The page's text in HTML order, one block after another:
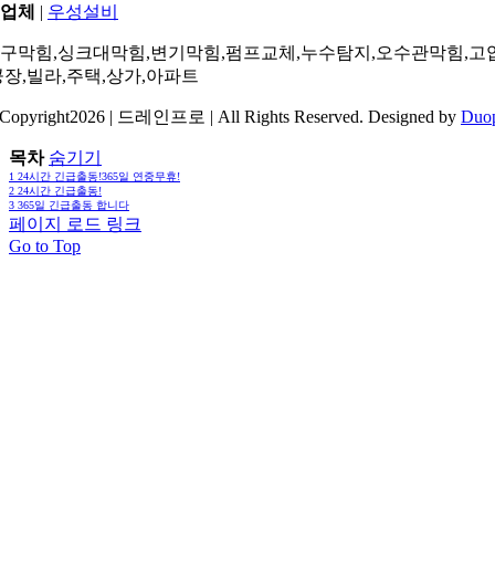
체 | 우성설비
막힘,싱크대막힘,변기막힘,펌프교체,누수탐지,오수관막힘,고
장,빌라,주택,상가,아파트
| 드레인프로 | All Rights Reserved. Designed by
목차 숨기기
1 24시간 긴급출동!365일 연중무휴!
2 24시간 긴급출동!
3 365일 긴급출동 합니다
페이지 로드 링크
Go to Top